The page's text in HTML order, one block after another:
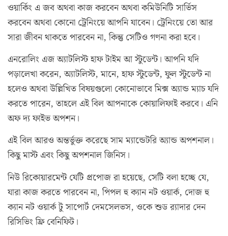
ওয়ার্কিং এ জব অথবা কাজ করবেন অথবা কমিউনিটি সার্ভিস
করবেন অথবা কোনো ট্রেনিংয়ে আপনি যাবেন। ট্রেনিংয়ে তো আর
সারা জীবন থাকতে পারবেন না, কিন্তু সেটিও গণনা করা হবে।
এনরোলিং এজ অ্যাটলিস্ট হাফ টাইম আ স্টুডেন্ট। আপনি যদি
পড়ালেখা করেন, অ্যাটলিস্ট, মানে, হাফ স্টুডেন্ট, ফুল স্টুডেন্ট না
হলেও অথবা উল্লিখিত বিষয়গুলো কোনোভাবে মিক্স অ্যান্ড ম্যাচ যদি
করতে পারেন, তাহলে এই বিল আপনাকে কোয়ালিফাই করবে। এনি
অফ দ্য ফাইভ অপশন।
এই বিল আরও অন্তর্ভুক্ত করেছে সাম ম্যান্ডেটরি অ্যান্ড অপশনাল।
কিছু মাস্ট এবং কিছু অপশনাল জিনিস।
নিউ রিকোয়ারমেন্ট যেটি প্রপোজ রা হয়েছে, সেটি বলা হচ্ছে যে,
যারা কাজ করতে পারবেন না, পিপল হু ক্যান নট ওয়ার্ক, দোজ হু
ক্যান নট ওয়ার্ক টু সাপোর্ট দেমসেলভস, ওকে শুড র‌্যাদার দেন
রিসিভিং ফ্রি বেনিফিট।